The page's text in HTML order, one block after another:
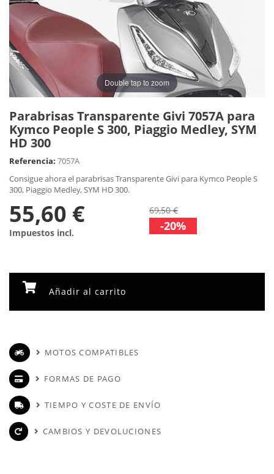
Double tap to zoom
Parabrisas Transparente Givi 7057A para
Kymco People S 300, Piaggio Medley, SYM
HD 300
Referencia: 7057A
Consigue ahora el parabrisas Transparente Givi para Kymco People S
300, Piaggio Medley, SYM HD 300.
55,60 €
Impuestos incl.
69,50 €
-20%
Añadir al carrito
MOTOS COMPATIBLES
FORMAS DE PAGO
TIEMPO Y COSTE DE ENVÍO
CAMBIOS Y DEVOLUCIONES